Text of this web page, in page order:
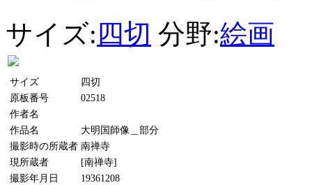
サイズ: 四切 分野:絵画
サイズ
四切
原板番号
02518
作者名
作品名
大明国師像＿部分
撮影時の所蔵者 南禅寺
現所蔵者
[南禅寺]
撮影年月日
19361208